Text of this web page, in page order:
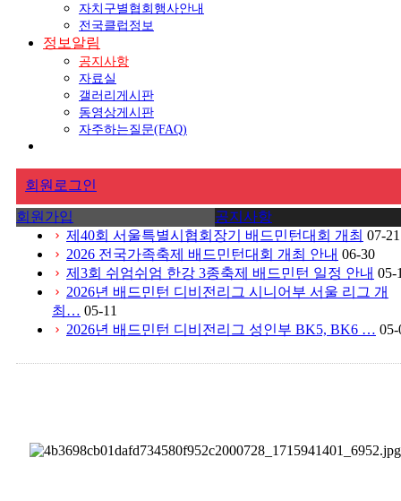
자치구별협회행사안내
전국클럽정보
정보알림
공지사항
자료실
갤러리게시판
동영상게시판
자주하는질문(FAQ)
회원로그인
회원가입 공지사항
chevron_right 제40회 서울특별시협회장기 배드민턴대회 개최 07-21
chevron_right 2026 전국가족축제 배드민턴대회 개최 안내 06-30
chevron_right 제3회 쉬엄쉬엄 한강 3종축제 배드민턴 일정 안내 05-
chevron_right
2026년 배드민턴 디비전리그 시니어부 서울 리그 개
최… 05-11
chevron_right 2026년 배드민턴 디비전리그 성인부 BK5, BK6 … 05-